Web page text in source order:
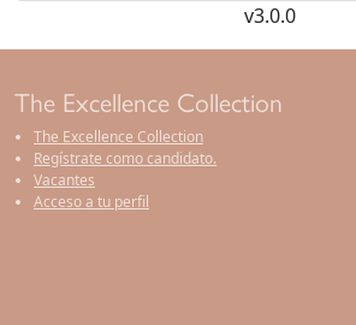
v3.0.0
The Excellence Collection
The Excellence Collection
Regístrate como candidato.
Vacantes
Acceso a tu perfil